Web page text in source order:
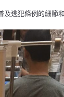
及逃犯條例的細節